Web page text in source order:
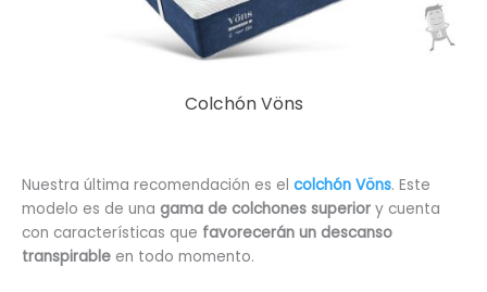
Colchón Vöns
Nuestra última recomendación es el colchón Vöns. Este
modelo es de una gama de colchones superior y cuenta
con características que favorecerán un descanso
transpirable en todo momento.